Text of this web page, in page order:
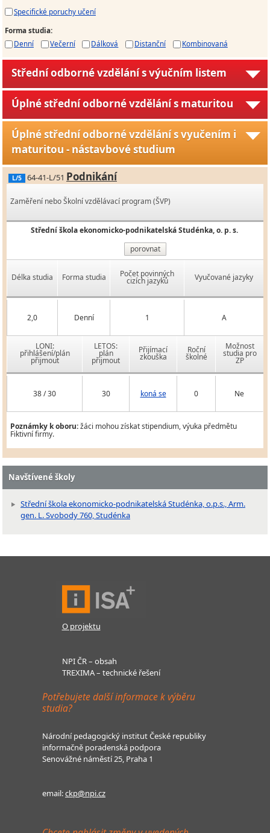
Specifické poruchy učení
Forma studia:
Denní
Večerní Dálková Distanční Kombinovaná
Střední odborné vzdělání s výučním listem
Úplné střední odborné vzdělání s maturitou
Úplné střední odborné vzdělání s vyučením i
maturitou - nástavbové studium
L/5 64-41-L/51 Podnikání
Zaměření nebo Školní vzdělávací program (ŠVP)
Střední škola ekonomicko-podnikatelská Studénka, o. p. s.
porovnat
Délka studia Forma studia Počet povinných
cizích jazyků Vyučované jazyky
2,0 Denní 1 A
LONI:
přihlášení/plán
přijmout
LETOS:
plán
přijmout
Přijímací
zkouška
Roční
školné
Možnost
studia pro
ZP
38 / 30 30 koná se 0 Ne
Poznámky k oboru:žáci mohou získat stipendium, výuka předmětu
Fiktivní firmy.
Navštívené školy
Střední škola ekonomicko-podnikatelská Studénka, o.p.s., Arm.
gen. L. Svobody 760, Studénka
O projektu
NPI ČR – obsah
TREXIMA – technické řešení
Potřebujete další informace k výběru
studia?
Národní pedagogický institut České republiky
informačně poradenská podpora
Senovážné náměstí 25, Praha 1
email:ckp@npi.cz